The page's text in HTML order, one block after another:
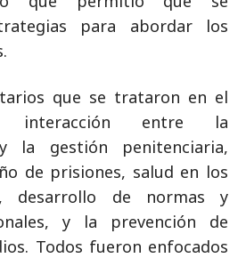
para abordar los
que se trataron en el
interacción entre la
la gestión penitenciaria,
de prisiones, salud en los
desarrollo de normas y
y la prevención de
Todos fueron enfocados